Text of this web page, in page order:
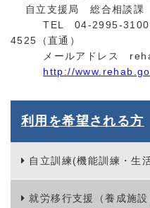
自立支援局 総合相談課
TEL 04-2995-3100（
4525（直通）
メールアドレス
http://
利用を希望される方
自立訓練(機能訓練・生
就労移行支援（養成施設